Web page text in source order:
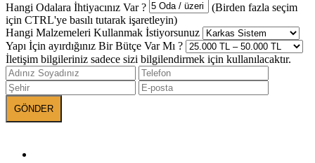
Hangi Odalara İhtiyacınız Var ?
(Birden fazla seçim
için CTRL'ye basılı tutarak işaretleyin)
Hangi Malzemeleri Kullanmak İstiyorsunuz
Yapı İçin ayırdığınız Bir Bütçe Var Mı ?
İletişim bilgileriniz sadece sizi bilgilendirmek için kullanılacaktır.